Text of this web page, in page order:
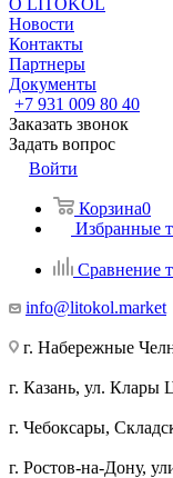
О LITOKOL
Новости
Контакты
Партнеры
Документы
+7 931 009 80 40
Заказать звонок
Задать вопрос
Войти
Корзина0
Избранные
Сравнение
info@litokol.market
г. Набережные
г. Казань, ул. Клары
г. Чебоксары,
г. Ростов-на-Дону,